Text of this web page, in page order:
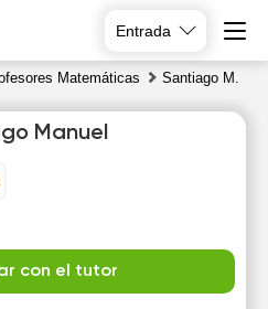
Entrada
Matemáticas Santiago M.
Manuel
con el tutor
We
12
13